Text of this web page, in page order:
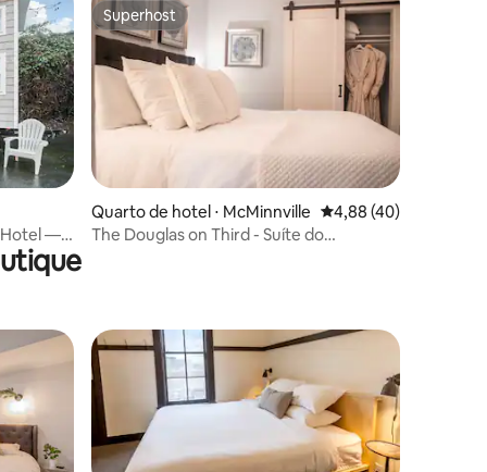
Hotel —
Superhost
Superhost
Quarto de hotel ⋅ McMinnville 4,88 de uma
4,88 (40)
The Douglas on Third - Suíte do